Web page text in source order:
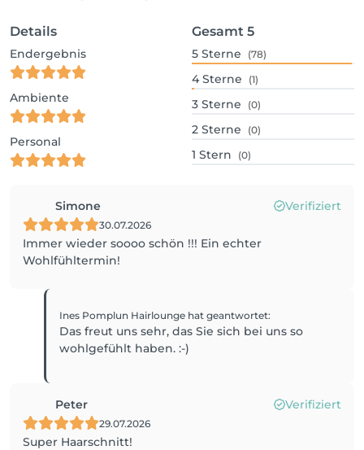
Details
Endergebnis
Ambiente
Personal
Gesamt 5
5 Sterne (78)
4 Sterne (1)
3 Sterne (0)
2 Sterne (0)
1 Stern (0)
Simone Verifiziert
30.07.2026
Immer wieder soooo schön !!! Ein echter
Wohlfühltermin!
Ines Pomplun Hairlounge hat geantwortet:
Das freut uns sehr, das Sie sich bei uns so
wohlgefühlt haben. :-)
Peter Verifiziert
29.07.2026
Super Haarschnitt!